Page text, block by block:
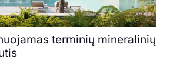
terminių mineralinių